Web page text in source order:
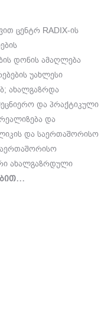
ცენტრ RADIX-ის
დონის ამაღლება
უახლესი
ახალგაზრდა
და პრაქტიკული
და
და საერთაშორისო
ახალგაზრდული